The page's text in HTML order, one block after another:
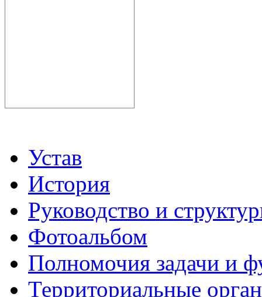
Устав
История
Руководство и
Фотоальбом
Полномочия задачи и
Территориальные